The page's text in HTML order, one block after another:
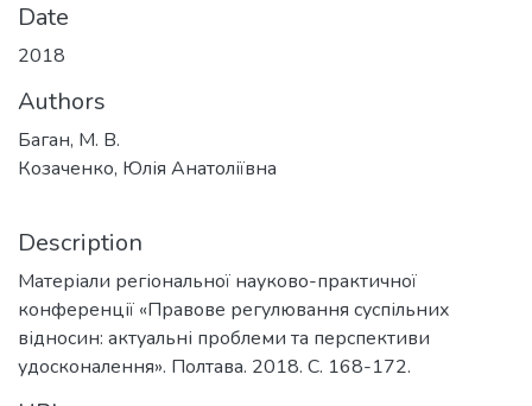
Date
2018
Authors
Баган, М. В.
Козаченко, Юлія Анатоліївна
Description
Матеріали регіональної науково-практичної
конференції «Правове регулювання суспільних
відносин: актуальні проблеми та перспективи
удосконалення». Полтава. 2018. С. 168-172.